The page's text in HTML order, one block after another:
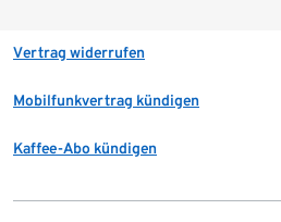
Vertrag widerrufen
Mobilfunkvertrag kündigen
Kaffee-Abo kündigen